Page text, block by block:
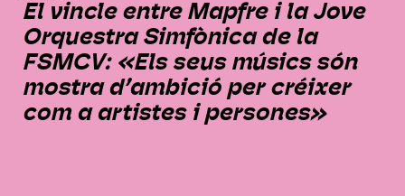
El vincle entre Mapfre i la Jove
Orquestra Simfònica de la
FSMCV: «Els seus músics són
mostra d’ambició per créixer
com a artistes i persones»